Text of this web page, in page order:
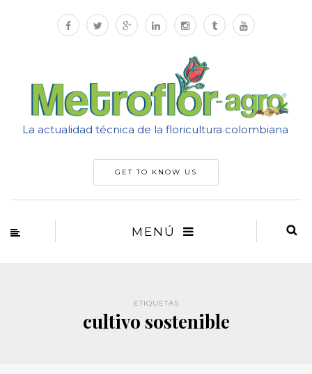
La actualidad técnica de la floricultura colombiana
GET TO KNOW US
MENÚ
ETIQUETAS
cultivo sostenible